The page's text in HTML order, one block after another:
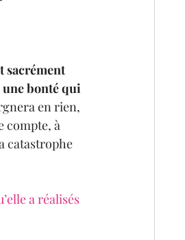
sacrément
bonté qui
en rien,
compte, à
catastrophe
a réalisés